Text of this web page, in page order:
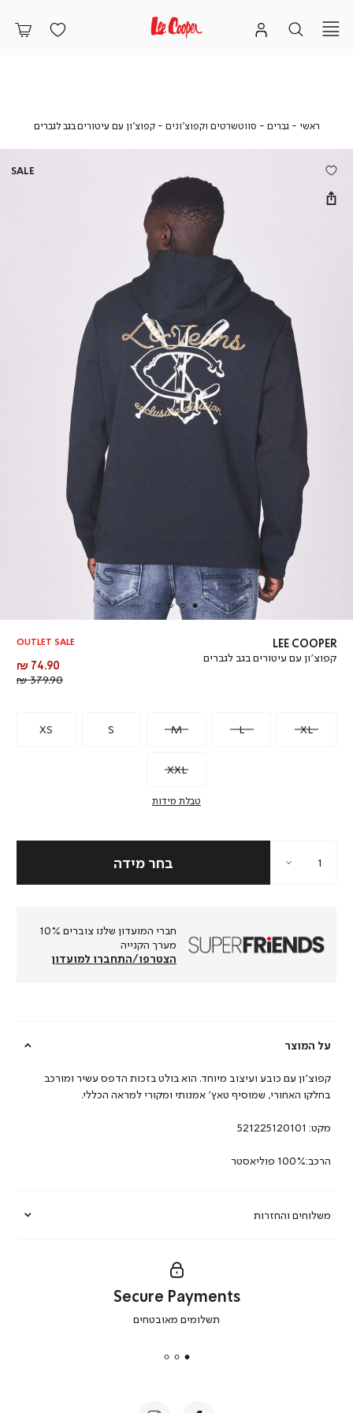
ראשי ראשי
גברים גברים
סווטשרטים וקפוצ'ונים סווטשרטים
קפוצ’ון עם עיטורים בגב לגבריםקפוצ’ון
עיטורים
לגברים
LEE COOPER
קפוצ’ון עם עיטורים בגב לגברים
OUTLET SALE
מחיר
מוצר
74.90 ₪
379.90 ₪
XS S M L XL
XXL
טבלת מידות
חברי המועדון שלנו צוברים 10%
מערך הקנייה
הצטרפו/התחברו למועדון
על המוצר
משלוחים והחזרות
קפוצ’ון עם כובע ועיצוב מיוחד. הוא בולט בזכות הדפס עשיר ומורכב
בחלקו האחורי, שמוסיף טאץ’ אמנותי ומקורי למראה הכללי.
מקט: 521225120101
הרכב:100% פוליאסטר
secure
|
Secure Payments
תשלומים מאובטחים
SALE